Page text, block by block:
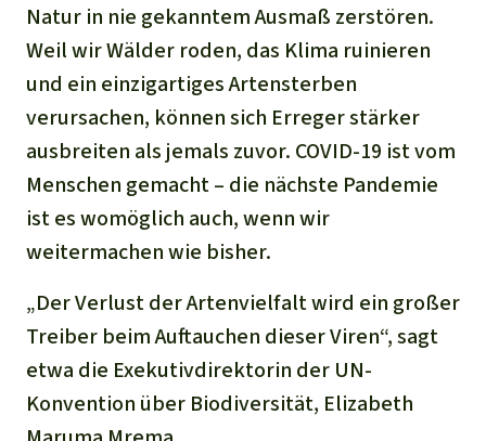
Natur in nie gekanntem Ausmaß zerstören.
Weil wir Wälder roden, das Klima ruinieren
und ein einzigartiges Artensterben
verursachen, können sich Erreger stärker
ausbreiten als jemals zuvor. COVID-19 ist vom
Menschen gemacht – die nächste Pandemie
ist es womöglich auch, wenn wir
weitermachen wie bisher.
„Der Verlust der Artenvielfalt wird ein großer
Treiber beim Auftauchen dieser Viren“, sagt
etwa die Exekutivdirektorin der UN-
Konvention über Biodiversität, Elizabeth